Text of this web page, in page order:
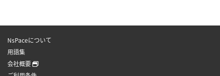
NsPaceについて
用語集
会社概要